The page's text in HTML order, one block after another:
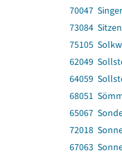
70047
73084
75105
62049
64059
68051
65067
72018
67063